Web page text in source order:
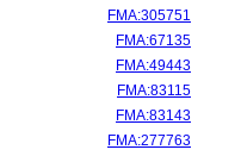
FMA:305751
FMA:67135
FMA:49443
FMA:83115
FMA:83143
FMA:277763